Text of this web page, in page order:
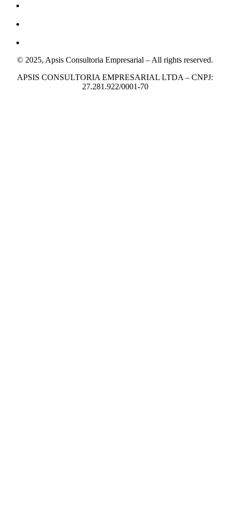
© 2025, Apsis Consultoria Empresarial – All rights reserved.
APSIS CONSULTORIA EMPRESARIAL LTDA – CNPJ:
27.281.922/0001-70